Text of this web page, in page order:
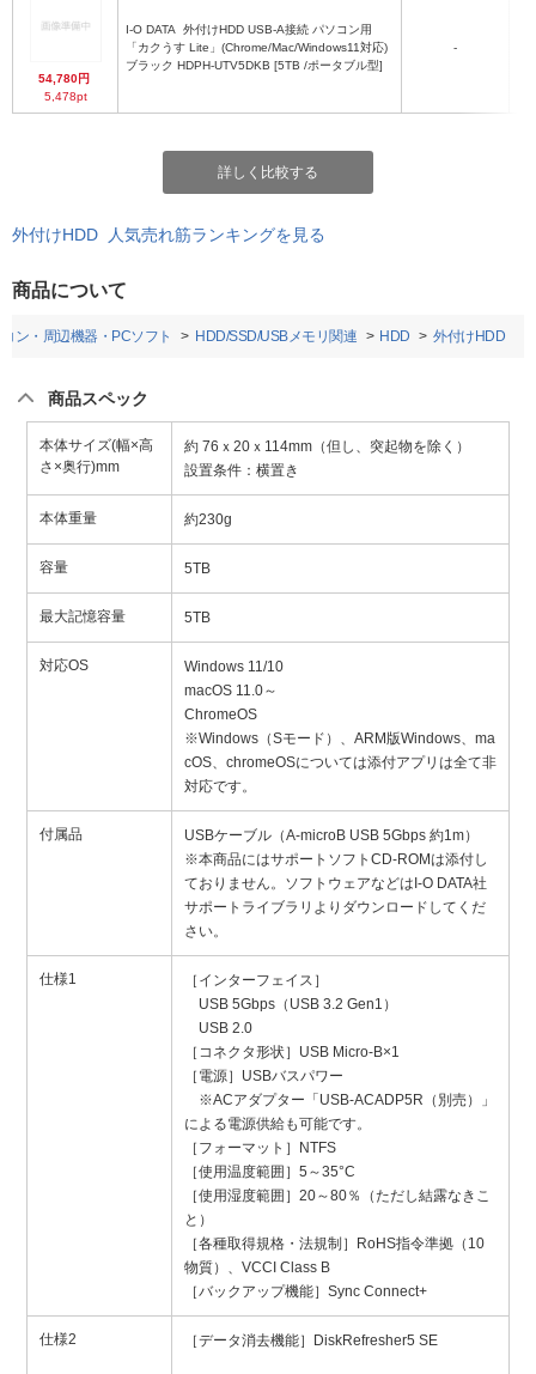
54,780円
5,478pt
I-O DATA
「カクうす Lite」(Chrome/Mac/Windows11対応)
ブラック HDPH-UTV5DKB [5TB /ポータブル型]
-
詳しく比較する
外付けHDD 人気売れ筋ランキングを見る
商品について
ン・周辺機器・PCソフト HDD/SSD/USBメモリ関連 HDD 外付けHDD
商品スペック
本体サイズ(幅×高
さ×奥行)mm
約 76ｘ20ｘ114mm（但し、突起物を除く）
設置条件：横置き
本体重量 約230g
容量 5TB
最大記憶容量 5TB
対応OS
Windows 11/10
macOS 11.0～
ChromeOS
※Windows（Sモード）、ARM版Windows、ma
cOS、chromeOSについては添付アプリは全て非
対応です。
付属品
USBケーブル（A-microB USB 5Gbps 約1m）
※本商品にはサポートソフトCD-ROMは添付し
ておりません。ソフトウェアなどはI-O DATA社
サポートライブラリよりダウンロードしてくだ
さい。
仕様1
［インターフェイス］
USB 5Gbps（USB 3.2 Gen1）
USB 2.0
［コネクタ形状］USB Micro-B×1
［電源］USBバスパワー
※ACアダプター「USB-ACADP5R（別売）」
による電源供給も可能です。
［フォーマット］NTFS
［使用温度範囲］5～35°C
［使用湿度範囲］20～80％（ただし結露なきこ
と）
［各種取得規格・法規制］RoHS指令準拠（10
物質）、VCCI Class B
［バックアップ機能］Sync Connect+
仕様2 ［データ消去機能］DiskRefresher5 SE